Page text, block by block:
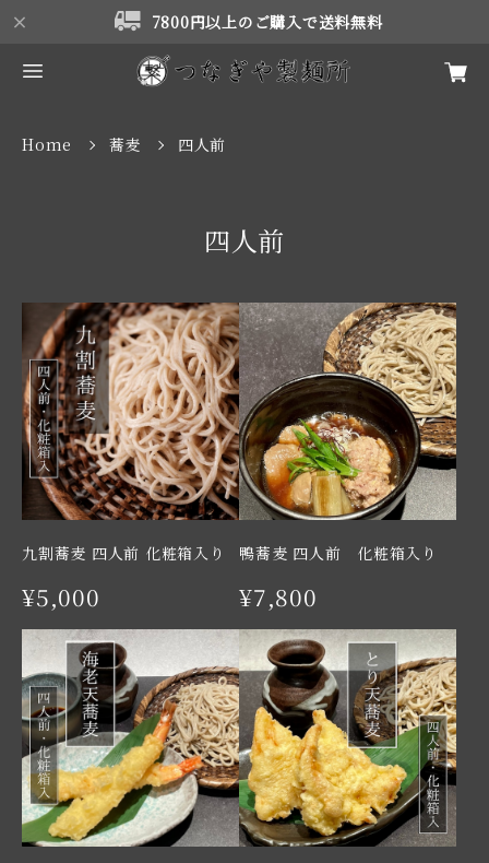
7800円以上のご購入で送料無料
Home 蕎麦 四人前
四人前
九割蕎麦 四人前 化粧箱入り
¥5,000
鴨蕎麦 四人前 化粧箱入り
¥7,800